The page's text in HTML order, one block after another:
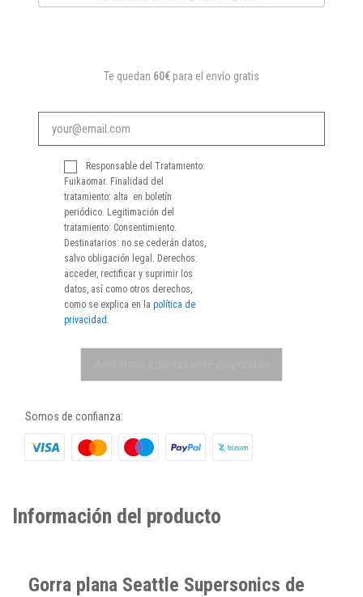
Te quedan 60€ para el envío gratis
Responsable del Tratamiento:
Fuikaomar. Finalidad del
tratamiento: alta en boletín
periódico. Legitimación del
tratamiento: Consentimiento.
Destinatarios: no se cederán datos,
salvo obligación legal. Derechos:
acceder, rectificar y suprimir los
datos, así como otros derechos,
como se explica en la política de
privacidad .
Somos de confianza:
Información del producto
Gorra plana Seattle Supersonics de